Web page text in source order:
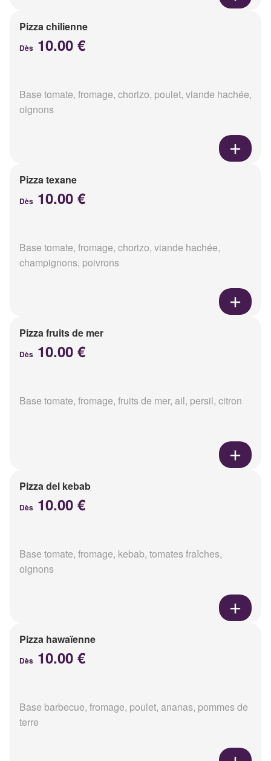
Pizza chilienne
Dès 10.00 €
Base tomate, fromage, chorizo, poulet, viande hachée,
oignons
Pizza texane
Dès 10.00 €
Base tomate, fromage, chorizo, viande hachée,
champignons, poivrons
Pizza fruits de mer
Dès 10.00 €
Base tomate, fromage, fruits de mer, ail, persil, citron
Pizza del kebab
Dès 10.00 €
Base tomate, fromage, kebab, tomates fraîches,
oignons
Pizza hawaïenne
Dès 10.00 €
Base barbecue, fromage, poulet, ananas, pommes de
terre